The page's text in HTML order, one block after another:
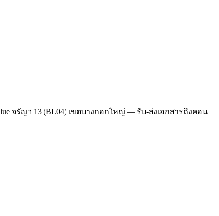
จรัญฯ 13 (BL04) เขตบางกอกใหญ่ — รับ-ส่งเอกสารถึงคอน